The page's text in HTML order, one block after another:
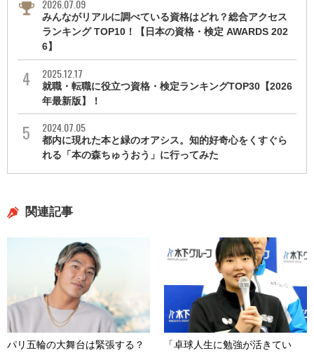
2026.07.09
みんながリアルに調べている資格はどれ？総合アクセス
ランキング TOP10！【日本の資格・検定 AWARDS 202
6】
2025.12.17
就職・転職に役立つ資格・検定ランキングTOP30【2026
年最新版】！
2024.07.05
都内に現れた本と緑のオアシス。知的好奇心をくすぐら
れる「本の森ちゅうおう」に行ってみた
関連記事
パリ五輪の大舞台は緊張する？
「卓球人生に勉強が活きてい